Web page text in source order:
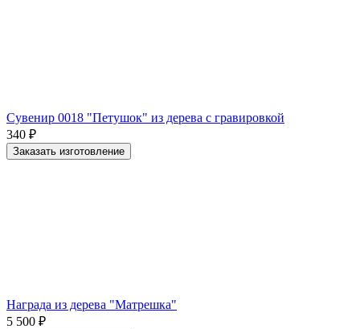
Сувенир 0018 "Петушок" из дерева с гравировкой
340 ₽
Заказать изготовление
Награда из дерева "Матрешка"
5 500 ₽